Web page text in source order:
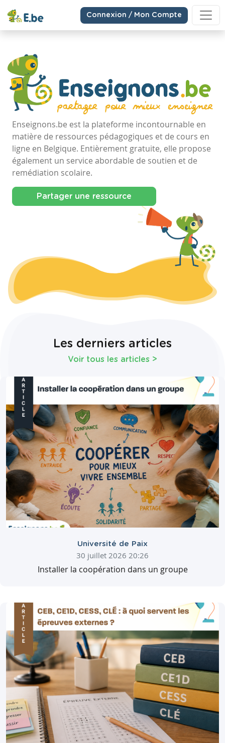
Connexion / Mon Compte
Enseignons.be est la plateforme incontournable en
matière de ressources pédagogiques et de cours en
ligne en Belgique. Entièrement gratuite, elle propose
également un service abordable de soutien et de
remédiation scolaire.
Partager une ressource
Les derniers articles
Voir tous les articles >
Université de Paix
30 juillet 2026 20:26
Installer la coopération dans un groupe